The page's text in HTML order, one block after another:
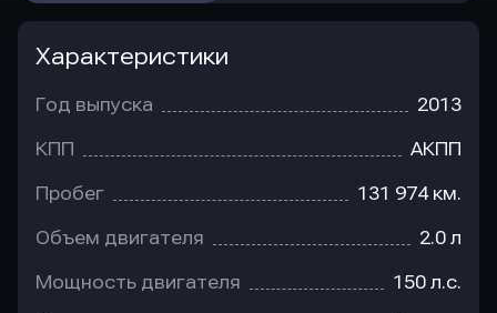
Характеристики
Год выпуска 2013
КПП АКПП
Пробег 131 974 км.
Объем двигателя 2.0 л
Мощность двигателя 150 л.с.